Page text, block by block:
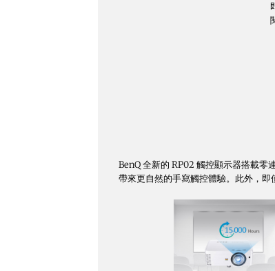
BenQ 全新的 RP02 觸控顯示器搭載
帶來更自然的手寫觸控體驗。此外，